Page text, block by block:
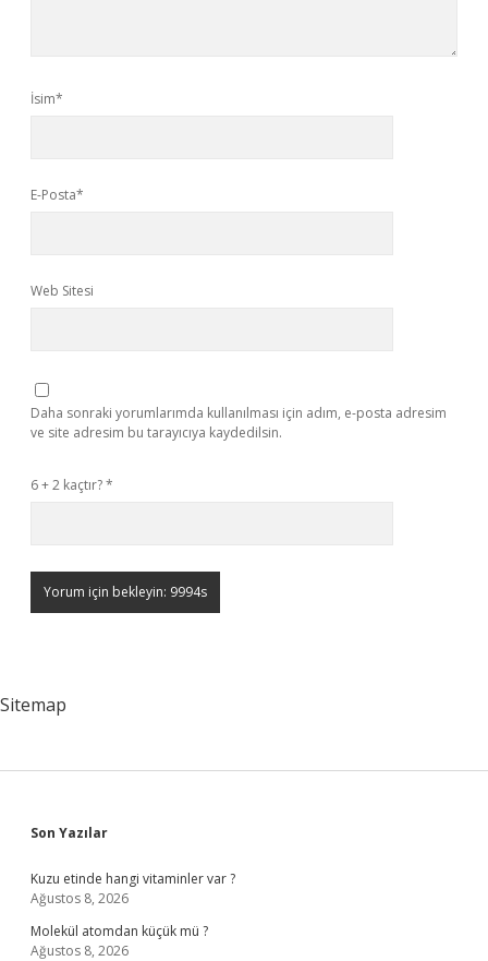
İsim*
E-Posta*
Web Sitesi
Daha sonraki yorumlarımda kullanılması için adım, e-posta adresim
ve site adresim bu tarayıcıya kaydedilsin.
6 + 2 kaçtır?*
Sitemap
Sidebar
Son Yazılar
Kuzu etinde hangi vitaminler var ?
Ağustos 8, 2026
Molekül atomdan küçük mü ?
Ağustos 8, 2026